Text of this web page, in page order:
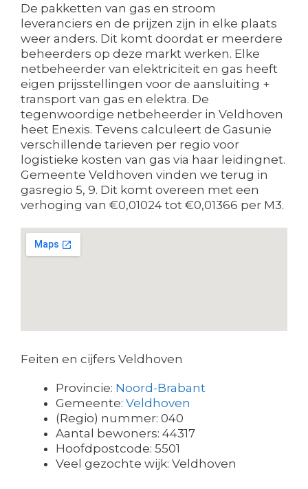
De pakketten van gas en stroom
leveranciers en de prijzen zijn in elke plaats
weer anders. Dit komt doordat er meerdere
beheerders op deze markt werken. Elke
netbeheerder van elektriciteit en gas heeft
eigen prijsstellingen voor de aansluiting +
transport van gas en elektra. De
tegenwoordige netbeheerder in Veldhoven
heet Enexis. Tevens calculeert de Gasunie
verschillende tarieven per regio voor
logistieke kosten van gas via haar leidingnet.
Gemeente Veldhoven vinden we terug in
gasregio 5, 9. Dit komt overeen met een
verhoging van €0,01024 tot €0,01366 per M3.
Feiten en cijfers Veldhoven
Provincie: Noord-Brabant
Gemeente: Veldhoven
(Regio) nummer: 040
Aantal bewoners: 44317
Hoofdpostcode: 5501
Veel gezochte wijk: Veldhoven